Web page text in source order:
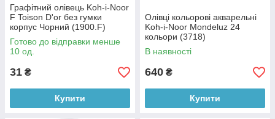
Графітний олівець Koh-i-Noor
F Toison D'or без гумки
корпус Чорний (1900.F)
Готово до відправки менше
10 од.
31 ₴
Купити
Олівці кольорові акварельні
Koh-i-Noor Mondeluz 24
кольори (3718)
В наявності
640 ₴
Купити